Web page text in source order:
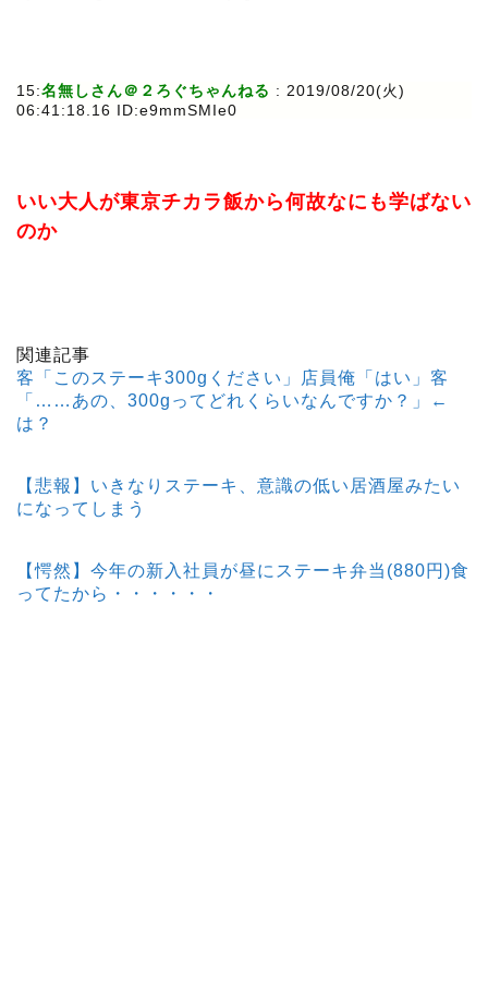
15:名無しさん＠２ろぐちゃんねる : 2019/08/20(火)
06:41:18.16 ID:e9mmSMIe0
いい大人が東京チカラ飯から何故なにも学ばない
のか
関連記事
客「このステーキ300gください」店員俺「はい」客
「……あの、300gってどれくらいなんですか？」←
は？
【悲報】いきなりステーキ、意識の低い居酒屋みたい
になってしまう
【愕然】今年の新入社員が昼にステーキ弁当(880円)食
ってたから・・・・・・